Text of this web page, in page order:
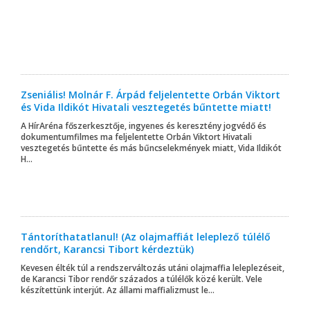
Zseniális! Molnár F. Árpád feljelentette Orbán Viktort
és Vida Ildikót Hivatali vesztegetés bűntette miatt!
A HírAréna főszerkesztője, ingyenes és keresztény jogvédő és
dokumentumfilmes ma feljelentette Orbán Viktort Hivatali
vesztegetés bűntette és más bűncselekmények miatt, Vida Ildikót
H...
Tántoríthatatlanul! (Az olajmaffiát leleplező túlélő
rendőrt, Karancsi Tibort kérdeztük)
Kevesen élték túl a rendszerváltozás utáni olajmaffia leleplezéseit,
de Karancsi Tibor rendőr százados a túlélők közé került. Vele
készítettünk interjút. Az állami maffializmust le...